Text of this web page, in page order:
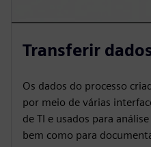
Transferir
Os dados do processo
por meio de várias
de TI e usados para
bem como para